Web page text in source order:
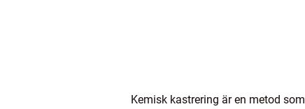
Kemisk kastrering är en metod